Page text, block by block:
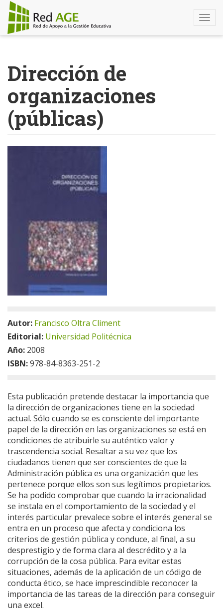
contenido
principal
Dirección de
organizaciones
(públicas)
Autor: Francisco Oltra Climent
Editorial: Universidad Politécnica
Año: 2008
ISBN:978-84-8363-251-2
Esta publicación pretende destacar la importancia que
la dirección de organizaciones tiene en la sociedad
actual. Sólo cuando se es consciente del importante
papel de la dirección en las organizaciones se está en
condiciones de atribuirle su auténtico valor y
trascendencia social. Resaltar a su vez que los
ciudadanos tienen que ser conscientes de que la
Administración pública es una organización que les
pertenece porque ellos son sus legítimos propietarios.
Se ha podido comprobar que cuando la irracionalidad
se instala en el comportamiento de la sociedad y el
interés particular prevalece sobre el interés general se
entra en un proceso que afecta y condiciona los
criterios de gestión pública y conduce, al final, a su
desprestigio y de forma clara al descrédito y a la
corrupción de la cosa pública. Para evitar estas
situaciones, además de la aplicación de un código de
conducta ético, se hace imprescindible reconocer la
importancia de las tareas de la dirección para conseguir
una excel.